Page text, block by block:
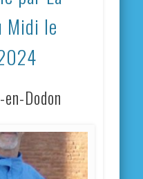
Midi le
Dodon